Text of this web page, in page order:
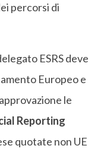
percorsi di
ESRS deve
Europeo e
le
Reporting
quotate non UE